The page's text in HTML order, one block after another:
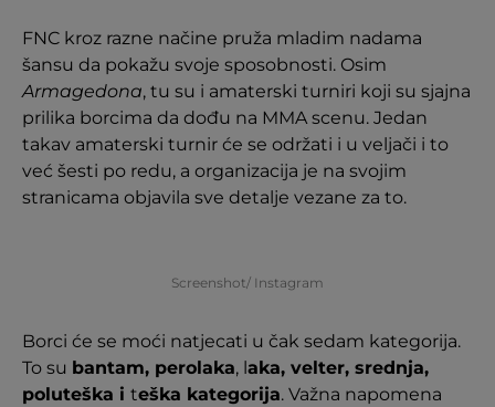
FNC kroz razne načine pruža mladim nadama
šansu da pokažu svoje sposobnosti. Osim
Armagedona, tu su i amaterski turniri koji su sjajna
prilika borcima da dođu na MMA scenu. Jedan
takav amaterski turnir će se održati i u veljači i to
već šesti po redu, a organizacija je na svojim
stranicama objavila sve detalje vezane za to.
Screenshot/ Instagram
Borci će se moći natjecati u čak sedam kategorija.
To su bantam, perolaka, laka, velter, srednja,
poluteška i teška kategorija. Važna napomena